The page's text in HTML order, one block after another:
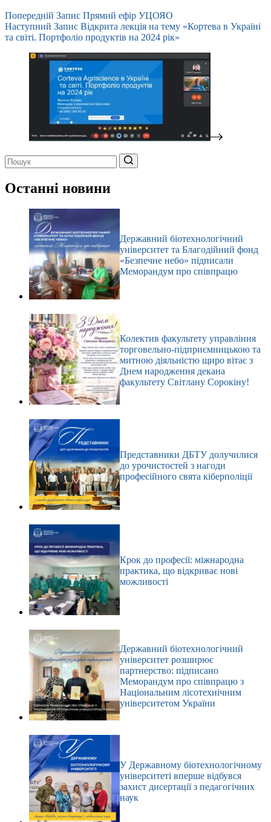
Попередній Запис Прямий ефір УЦОЯО
Наступний Запис Відкрита лекція на тему «Кортева в Україні
та світі. Портфоліо продуктів на 2024 рік»
результатів
Останні новини
Державний біотехнологічний
університет та Благодійний фонд
«Безпечне небо» підписали
Меморандум про співпрацю
Колектив факультету управління
торговельно-підприємницькою та
митною діяльністю щиро вітає з
Днем народження декана
факультету Світлану Сорокіну!
Представники ДБТУ долучилися
до урочистостей з нагоди
професійного свята кіберполіції
Крок до професії: міжнародна
практика, що відкриває нові
можливості
Державний біотехнологічний
університет розширює
партнерство: підписано
Меморандум про співпрацю з
Національним лісотехнічним
університетом України
У Державному біотехнологічному
університеті вперше відбувся
захист дисертації з педагогічних
наук